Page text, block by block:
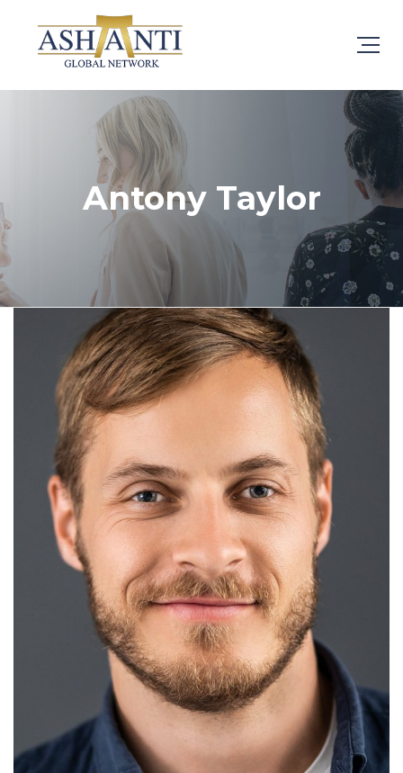
Antony Taylor